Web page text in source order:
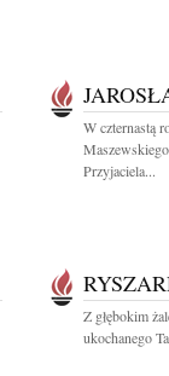
W czternastą
Przyjaciela...
Z głębokim
ukochanego